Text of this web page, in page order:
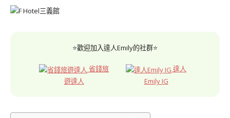
⭐歡迎加入達人Emily的社群⭐
省錢旅
遊達人
達人
Emily IG